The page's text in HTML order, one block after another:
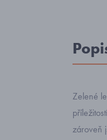
Zelené
zároveň